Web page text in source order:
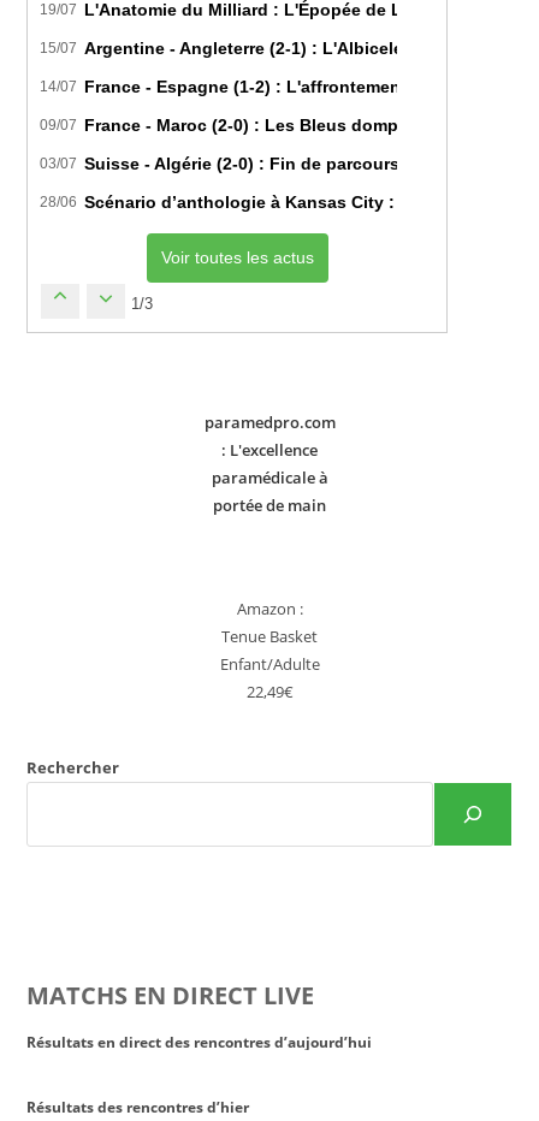
19/07 L'Anatomie du Milliard : L'Épopée de Lamine Yamal du
15/07 Argentine - Angleterre (2-1) : L'Albiceleste renverse
14/07 France - Espagne (1-2) : L'affrontement tactique
09/07 France - Maroc (2-0) : Les Bleus domptent les Lions
03/07 Suisse - Algérie (2-0) : Fin de parcours pour les
28/06 Scénario d’anthologie à Kansas City : L’Algérie
Voir toutes les actus
1/3
paramedpro.com
: L'excellence
paramédicale à
portée de main
Amazon :
Tenue Basket
Enfant/Adulte
22,49€
Rechercher
MATCHS EN DIRECT LIVE
Résultats en direct des rencontres d’aujourd’hui
Résultats des rencontres d’hier